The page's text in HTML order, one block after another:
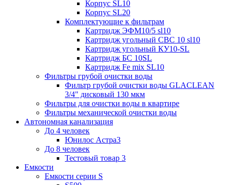
Корпус SL10
Корпус SL20
Комплектующие к фильтрам
Картридж ЭФМ10/5 sl10
Картридж угольный СВС 10 sl10
Картридж угольный КУ10-SL
Картридж БС 10SL
Картридж Fe mix SL10
Фильтры грубой очистки воды
Фильтр грубой очистки воды GLACLEAN
3/4" дисковый 130 мкм
Фильтры для очистки воды в квартире
Фильтры механической очистки воды
Автономная канализация
До 4 человек
Юнилос Астра3
До 8 человек
Тестовый товар 3
Емкости
Емкости серии S